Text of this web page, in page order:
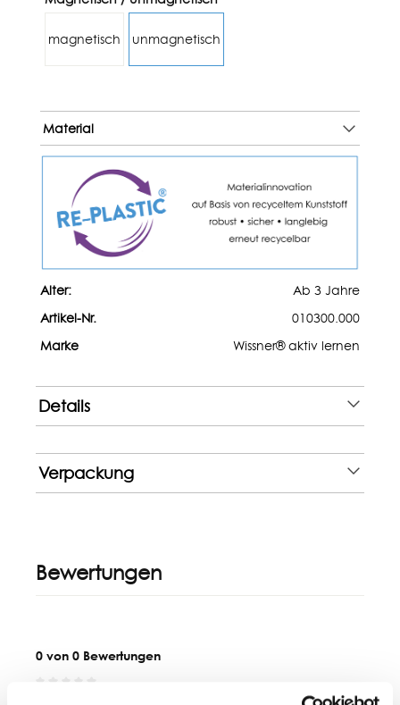
magnetisch unmagnetisch
Material
Alter:
Ab 3 Jahre
Artikel-Nr.
010300.000
Marke
Wissner® aktiv lernen
Details
Verpackung
Bewertungen
0 von 0 Bewertungen